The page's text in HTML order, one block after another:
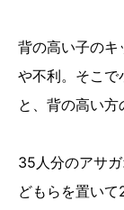
背の高い子のキ
や不利。そこで
と、背の高い方
35人分のアサ
どもらを置い